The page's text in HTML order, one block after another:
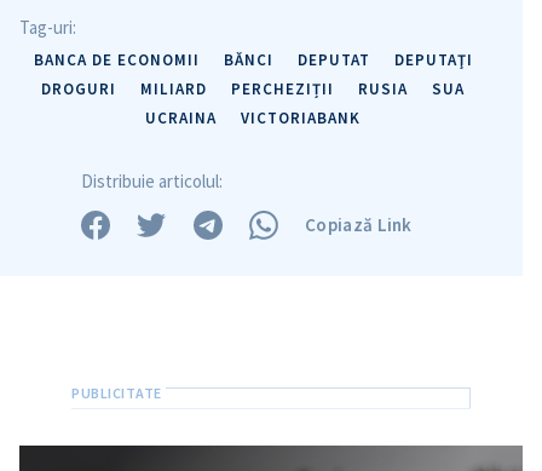
Tag-uri:
BANCA DE ECONOMII BĂNCI DEPUTAT
DEPUTAŢI
DROGURI
MILIARD PERCHEZIȚII RUSIA
SUA
UCRAINA
VICTORIABANK
Distribuie articolul:
Copiază Link